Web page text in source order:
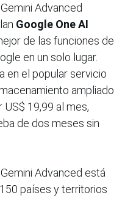
Advanced
Google One AI
de las funciones de
en un solo lugar.
en el popular servicio
ampliado
19,99 al mes,
de dos meses sin
Advanced está
países y territorios